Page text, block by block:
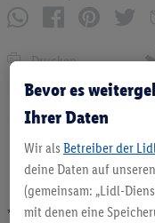
Drucken
* Angebote solange Vorrat.
Bevor es
Ihrer Daten
Wir als Betreiber der
deine Daten auf
(gemeinsam: „Lidl-
mit denen eine